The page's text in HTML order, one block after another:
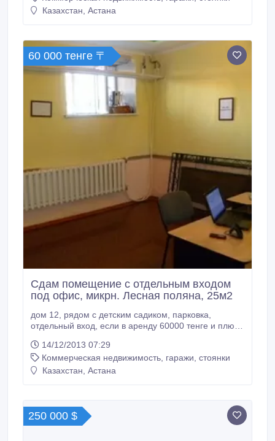
Балкон: Нет балкона Обстановка: Без обстановки
Казахстан, Астана
60 000 тенге 〒
Сдам помещение с отдельным входом
под офис, микрн. Лесная поляна, 25м2
дом 12, рядом с детским садиком, парковка,
отдельный вход, если в аренду 60000 тенге и плюс
14/12/2013 07:29
Коммерческая недвижимость, гаражи, стоянки
Казахстан, Астана
250 000 $